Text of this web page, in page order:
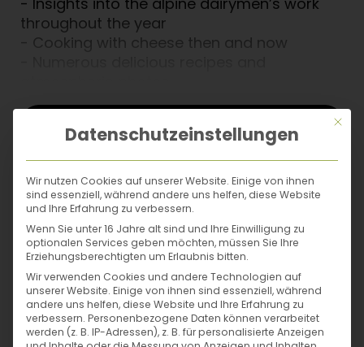
throughout the year
- Cooking with cheese then and now
weiterlesen
Autor*in
Mit
Datenschutzeinstellungen
Wir nutzen Cookies auf unserer Website. Einige von ihnen
sind essenziell, während andere uns helfen, diese Website
und Ihre Erfahrung zu verbessern.
Wenn Sie unter 16 Jahre alt sind und Ihre Einwilligung zu
optionalen Services geben möchten, müssen Sie Ihre
Erziehungsberechtigten um Erlaubnis bitten.
Wir verwenden Cookies und andere Technologien auf
unserer Website. Einige von ihnen sind essenziell, während
andere uns helfen, diese Website und Ihre Erfahrung zu
verbessern. Personenbezogene Daten können verarbeitet
werden (z. B. IP-Adressen), z. B. für personalisierte Anzeigen